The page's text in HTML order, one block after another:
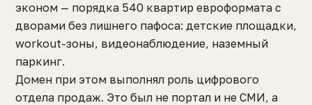
эконом — порядка 540 квартир евроформата с
дворами без лишнего пафоса: детские площадки,
workout-зоны, видеонаблюдение, наземный
паркинг.
Домен при этом выполнял роль цифрового
отдела продаж. Это был не портал и не СМИ, а